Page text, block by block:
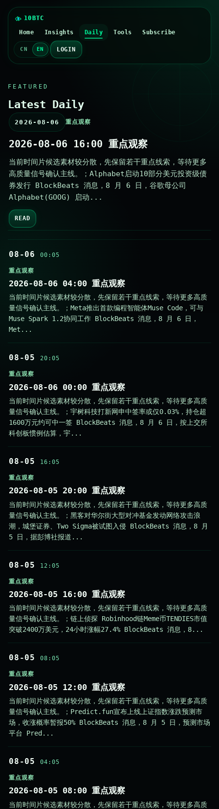
Home Insights Daily Tools Subscribe
CN EN LOGIN
FEATURED
Latest Daily
2026-08-06 重点观察
2026-08-06 16:00 重点观察
当前时间片候选素材较分散，先保留若干重点线索，等待更多
高质量信号确认主线。；Alphabet启动10部分美元投资级债
券发行 BlockBeats 消息，8 月 6 日，谷歌母公司
Alphabet(GOOG) 启动...
READ
08-06 00:05
重点观察
2026-08-06 04:00 重点观察
当前时间片候选素材较分散，先保留若干重点线索，等待更多高质
量信号确认主线。；Meta推出首款编程智能体Muse Code，可与
Muse Spark 1.2协同工作 BlockBeats 消息，8 月 6 日，
Met...
08-05 20:05
重点观察
2026-08-06 00:00 重点观察
当前时间片候选素材较分散，先保留若干重点线索，等待更多高质
量信号确认主线。；宇树科技打新网申中签率或仅0.03%，持仓超
1600万元约可中一签 BlockBeats 消息，8 月 6 日，按上交所
科创板惯例估算，宇...
08-05 16:05
重点观察
2026-08-05 20:00 重点观察
当前时间片候选素材较分散，先保留若干重点线索，等待更多高质
量信号确认主线。；黑客对华尔街大型对冲基金发动网络攻击浪
潮，城堡证券、Two Sigma被试图入侵 BlockBeats 消息，8 月
5 日，据彭博社报道...
08-05 12:05
重点观察
2026-08-05 16:00 重点观察
当前时间片候选素材较分散，先保留若干重点线索，等待更多高质
量信号确认主线。；链上侦探 Robinhood链Meme币TENDIES市值
突破2400万美元，24小时涨幅27.4% BlockBeats 消息，8...
08-05 08:05
重点观察
2026-08-05 12:00 重点观察
当前时间片候选素材较分散，先保留若干重点线索，等待更多高质
量信号确认主线。；Predict.fun宣布上线上证指数涨跌预测市
场，收涨概率暂报50% BlockBeats 消息，8 月 5 日，预测市场
平台 Pred...
08-05 04:05
重点观察
2026-08-05 08:00 重点观察
当前时间片候选素材较分散，先保留若干重点线索，等待更多高质